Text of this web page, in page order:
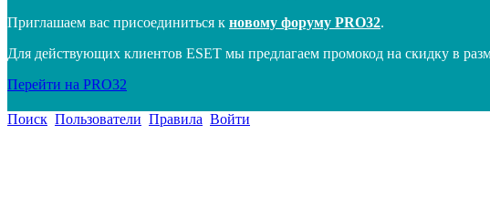
Приглашаем вас присоединиться к новому форуму PRO32.
Для действующих клиентов ESET мы предлагаем промокод на скидку в
Перейти на PRO32
Поиск Пользователи Правила Войти